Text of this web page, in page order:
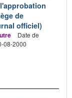
de
officiel)
Date de
08-2000